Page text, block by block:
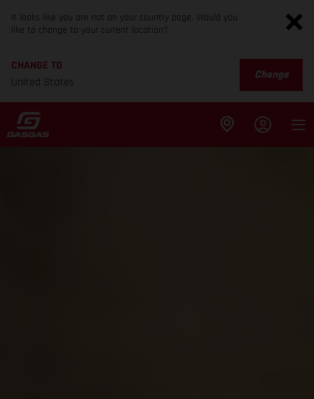
It looks like you are not on your country page. Would you
like to change to your current location?
CHANGE TO
United States
Change